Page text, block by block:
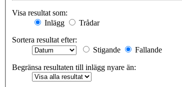
Visa resultat som:
Inlägg
Trådar
Sortera resultat efter:
Stigande
Fallande
Begränsa resultaten till inlägg nyare än: